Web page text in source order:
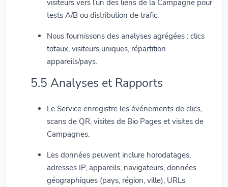
visiteurs vers l’un des liens de la Campagne pour
tests A/B ou distribution de trafic.
Nous fournissons des analyses agrégées : clics
totaux, visiteurs uniques, répartition
appareils/pays.
5.5 Analyses et Rapports
Le Service enregistre les événements de clics,
scans de QR, visites de Bio Pages et visites de
Campagnes.
Les données peuvent inclure horodatages,
adresses IP, appareils, navigateurs, données
géographiques (pays, région, ville), URLs